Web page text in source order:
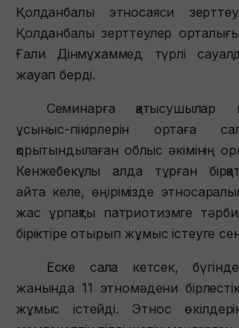
Қолданбалы этносаяси
Қолданбалы зерттеулер
Ғали Дінмұхаммед түрлі
жауап берді.
Семинарға қатысушылар
ұсыныс-пікірлерін ортаға
қорытындылаған облыс әкімінің
Кенжебекұлы алда тұрған
айта келе, өңірімізде этносаралық
жас ұрпақты патриотизмге
біріктіре отырып жұмыс істеуге
Еске сала кетсек,
жанында 11 этномәдени
жұмыс істейді. Этнос